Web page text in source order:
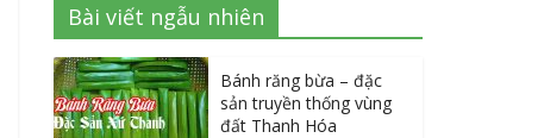
Bài viết ngẫu nhiên
Bánh răng bừa – đặc
sản truyền thống vùng
đất Thanh Hóa